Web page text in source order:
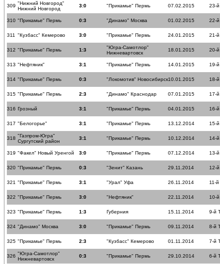
309 "Нижний Новгород"
Нижний Новгород
3:0 "Прикамье" Пермь 07.02.2015 23-й
310 "Прикамье" Пермь 0:3 "Динамо" Москва 01.02.2015 22-й
311 "Кузбасс" Кемерово 3:0 "Прикамье" Пермь 24.01.2015 21-й
312 "Прикамье" Пермь 1:3
"Югра-Самотлор"
Нижневартовск
18.01.2015 20-й
313 "Нефтяник" 3:1 "Прикамье" Пермь 14.01.2015 19-
314 "Прикамье" Пермь 0:3 "Локомотив" Новосибирск10.01.2015 18-
315 "Прикамье" Пермь 2:3 "Динамо" Краснодар 07.01.2015 17-
316 Грозный 3:1 "Прикамье" Пермь 04.01.2015 16-
317 "Белогорье" 3:1 "Прикамье" Пермь 13.12.2014 15-
318 "Газпром-Югра"
Сургутский район
3:1 "Прикамье" Пермь 10.12.2014 14-
319 "Факел" Новый Уренгой 3:0 "Прикамье" Пермь 07.12.2014 13-
320 "Прикамье" Пермь 0:3 "Зенит" Казань 29.11.2014 12-
321 "Прикамье" Пермь 3:1 "Урал" Уфа 26.11.2014 11-й
322 "Прикамье" Пермь 3:0 "Нефтяник" 22.11.2014 10-
323 "Прикамье" Пермь 1:3 Губерния 15.11.2014 9-й
324 "Динамо" Москва 3:0 "Прикамье" Пермь 09.11.2014 8-й
325 "Прикамье" Пермь 2:3 "Кузбасс" Кемерово 01.11.2014 7-й
326 "Югра-Самотлор"
Нижневартовск
0:3 "Прикамье" Пермь 29.10.2014 6-й